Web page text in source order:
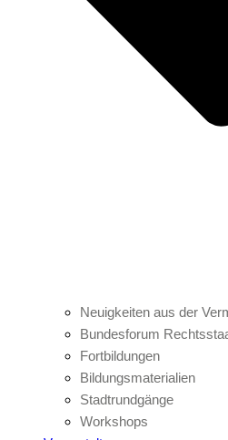
Neuigkeiten aus der
Bundesforum
Fortbildungen
Bildungsmaterialien
Stadtrundgänge
Workshops